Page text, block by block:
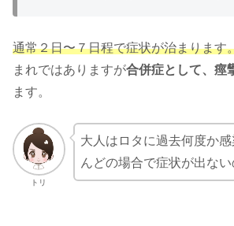
通常２日〜７日程で症状が治まります
まれではありますが合併症として、痙
ます。
トリ
大人はロタに過去何度か
んどの場合で症状が出ない